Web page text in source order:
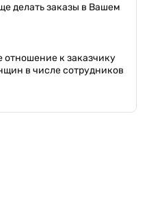
делать заказы в Вашем
отношение к заказчику
в числе сотрудников